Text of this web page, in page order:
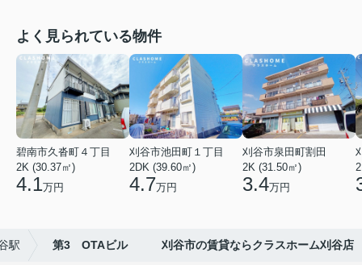
よく見られている物件
碧南市久沓町４丁目
2K (30.37㎡)
4.1万円
刈谷市池田町１丁目
2DK (39.60㎡)
4.7万円
刈谷市泉田町割田
2K (31.50㎡)
3.4万円
駅 第3 OTAビル 刈谷市の賃貸ならクラスホーム刈谷店